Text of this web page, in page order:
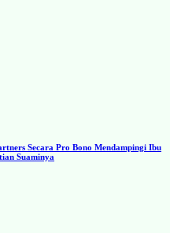
Secara Pro Bono Mendampingi Ibu
Suaminya